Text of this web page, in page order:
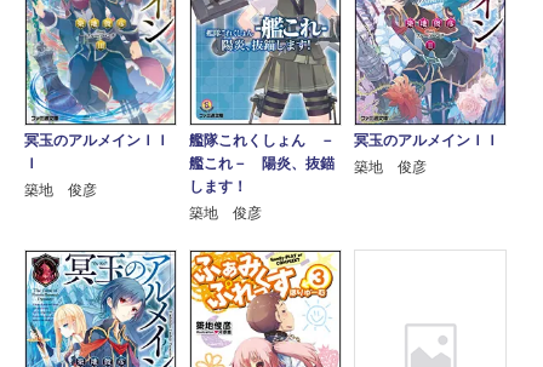
冥玉のアルメインＩＩ
Ｉ
築地 俊彦
艦隊これくしょん －
艦これ－ 陽炎、抜錨
します！
築地 俊彦
冥玉のアルメインＩＩ
築地 俊彦